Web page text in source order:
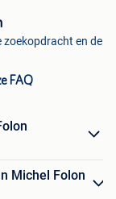
zoekopdracht en de
FAQ
Michel Folon